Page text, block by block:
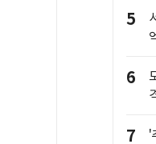
5
6
7
'